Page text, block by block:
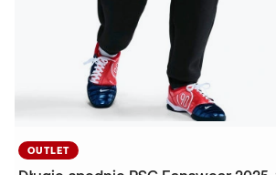
OUTLET